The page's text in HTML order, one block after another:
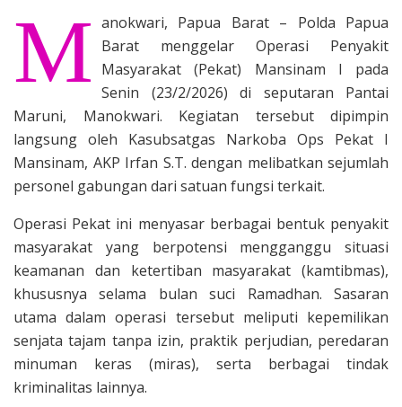
M anokwari, Papua Barat – Polda Papua
Barat menggelar Operasi Penyakit
Masyarakat (Pekat) Mansinam I pada
Senin (23/2/2026) di seputaran Pantai
Maruni, Manokwari. Kegiatan tersebut dipimpin
langsung oleh Kasubsatgas Narkoba Ops Pekat I
Mansinam, AKP Irfan S.T. dengan melibatkan sejumlah
personel gabungan dari satuan fungsi terkait.
Operasi Pekat ini menyasar berbagai bentuk penyakit
masyarakat yang berpotensi mengganggu situasi
keamanan dan ketertiban masyarakat (kamtibmas),
khususnya selama bulan suci Ramadhan. Sasaran
utama dalam operasi tersebut meliputi kepemilikan
senjata tajam tanpa izin, praktik perjudian, peredaran
minuman keras (miras), serta berbagai tindak
kriminalitas lainnya.